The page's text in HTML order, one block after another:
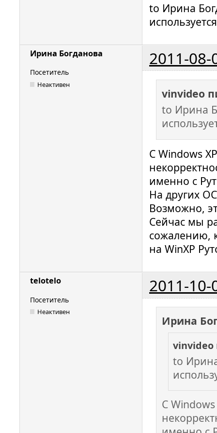
to Ирина
Ирина Богданова 2011-08-
Посетитель
Неактивен
vinvideo
to Ирина
С Windows
именно с
На других
Возможно,
Сейчас мы
сожалению,
на WinXP
telotelo 2011-10-
Посетитель
Неактивен
Ирина
to
С